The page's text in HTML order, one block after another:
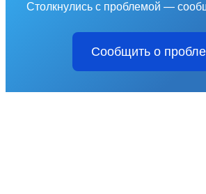
Столкнулись с проблемой —
Сообщить о